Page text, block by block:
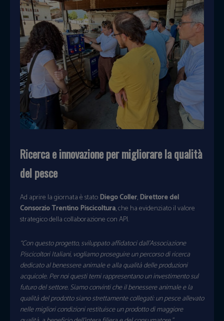
Ricerca e innovazione per migliorare la qualità
del pesce
Ad aprire la giornata è statoDiego Coller,Direttore del
Consorzio Trentino Piscicoltura, che ha evidenziato il valore
strategico della collaborazione con API.
“Con questo progetto, sviluppato affidatoci dall’Associazione
Piscicoltori Italiani, vogliamo proseguire un percorso di ricerca
dedicato al benessere animale e alla qualità delle produzioni
acquicole. Per noi questi temi rappresentano un investimento sul
futuro del settore. Siamo convinti che il benessere animale e la
qualità del prodotto siano strettamente collegati: un pesce allevato
nelle migliori condizioni restituisce un prodotto di maggiore